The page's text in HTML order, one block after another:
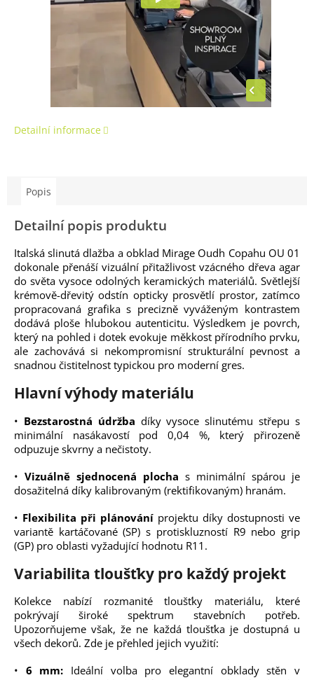
Detailní informace
Popis
Detailní popis produktu
Italská slinutá dlažba a obklad Mirage Oudh Copahu OU 01
dokonale přenáší vizuální přitažlivost vzácného dřeva agar
do světa vysoce odolných keramických materiálů. Světlejší
krémově-dřevitý odstín opticky prosvětlí prostor, zatímco
propracovaná grafika s precizně vyváženým kontrastem
dodává ploše hlubokou autenticitu. Výsledkem je povrch,
který na pohled i dotek evokuje měkkost přírodního prvku,
ale zachovává si nekompromisní strukturální pevnost a
snadnou čistitelnost typickou pro moderní gres.
Hlavní výhody materiálu
• Bezstarostná údržba díky vysoce slinutému střepu s
minimální nasákavostí pod 0,04 %, který přirozeně
odpuzuje skvrny a nečistoty.
• Vizuálně sjednocená plocha s minimální spárou je
dosažitelná díky kalibrovaným (rektifikovaným) hranám.
• Flexibilita při plánování projektu díky dostupnosti ve
variantě kartáčované (SP) s protiskluzností R9 nebo grip
(GP) pro oblasti vyžadující hodnotu R11.
Variabilita tloušťky pro každý projekt
Kolekce nabízí rozmanité tloušťky materiálu, které
pokrývají široké spektrum stavebních potřeb.
Upozorňujeme však, že ne každá tloušťka je dostupná u
všech dekorů. Zde je přehled jejich využití:
• 6 mm: Ideální volba pro elegantní obklady stěn v